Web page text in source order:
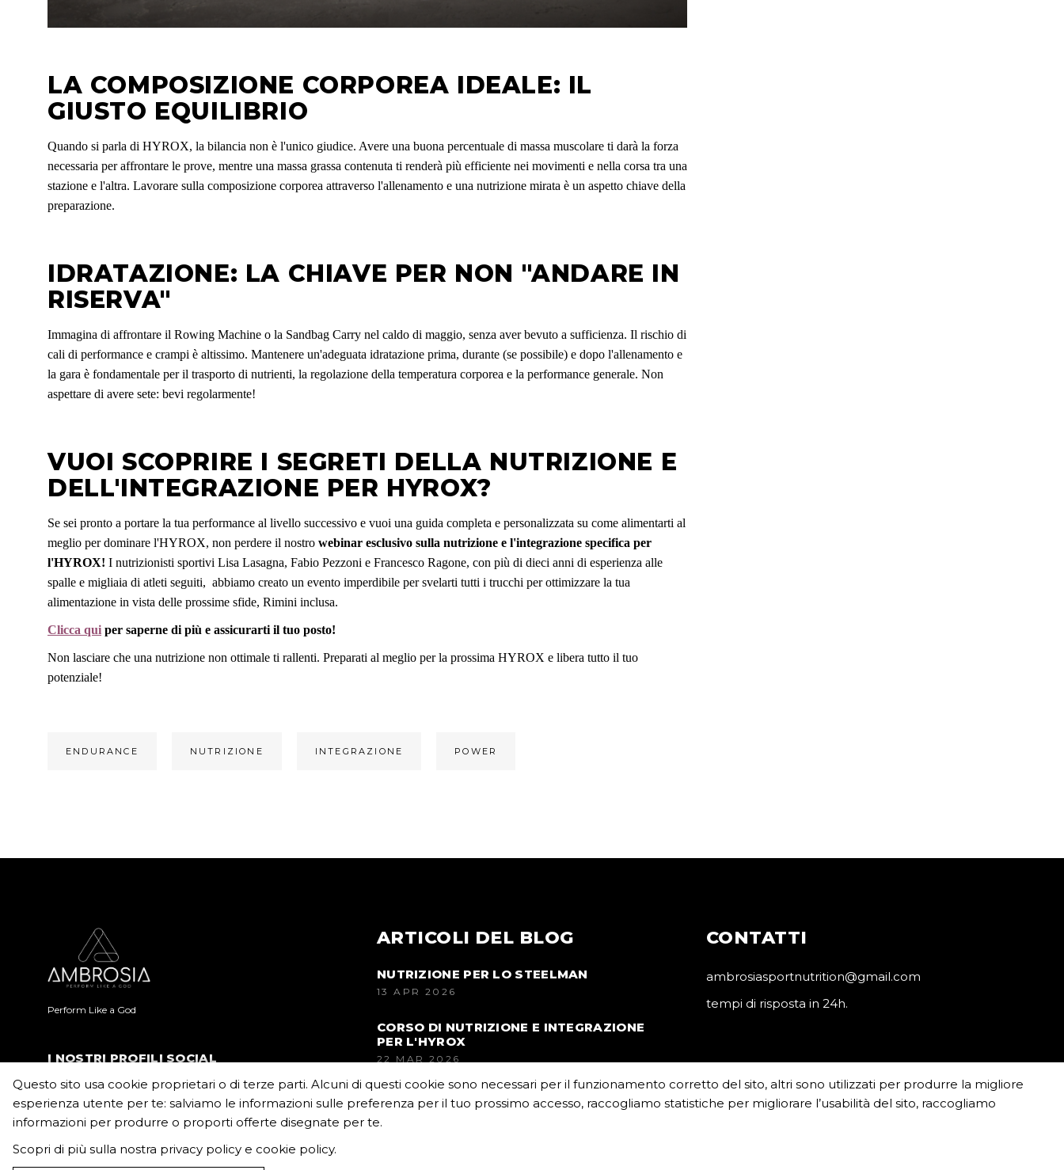
LA COMPOSIZIONE CORPOREA IDEALE: IL
GIUSTO EQUILIBRIO
Quando si parla di HYROX, la bilancia non è l'unico giudice. Avere una buona percentuale di massa muscolare ti darà la forza
necessaria per affrontare le prove, mentre una massa grassa contenuta ti renderà più efficiente nei movimenti e nella corsa tra una
stazione e l'altra. Lavorare sulla composizione corporea attraverso l'allenamento e una nutrizione mirata è un aspetto chiave della
preparazione.
IDRATAZIONE: LA CHIAVE PER NON "ANDARE IN
RISERVA"
Immagina di affrontare il Rowing Machine o la Sandbag Carry nel caldo di maggio, senza aver bevuto a sufficienza. Il rischio di
cali di performance e crampi è altissimo. Mantenere un'adeguata idratazione prima, durante (se possibile) e dopo l'allenamento e
la gara è fondamentale per il trasporto di nutrienti, la regolazione della temperatura corporea e la performance generale. Non
aspettare di avere sete: bevi regolarmente!
VUOI SCOPRIRE I SEGRETI DELLA NUTRIZIONE E
DELL'INTEGRAZIONE PER HYROX?
Se sei pronto a portare la tua performance al livello successivo e vuoi una guida completa e personalizzata su come alimentarti al
meglio per dominare l'HYROX, non perdere il nostro webinar esclusivo sulla nutrizione e l'integrazione specifica per
l'HYROX! I nutrizionisti sportivi Lisa Lasagna, Fabio Pezzoni e Francesco Ragone, con più di dieci anni di esperienza alle
spalle e migliaia di atleti seguiti, abbiamo creato un evento imperdibile per svelarti tutti i trucchi per ottimizzare la tua
alimentazione in vista delle prossime sfide, Rimini inclusa.
Clicca qui per saperne di più e assicurarti il tuo posto!
Non lasciare che una nutrizione non ottimale ti rallenti. Preparati al meglio per la prossima HYROX e libera tutto il tuo
potenziale!
ENDURANCE NUTRIZIONE INTEGRAZIONE POWER
Perform Like a God
I NOSTRI PROFILI SOCIAL
Cookie Privacy Privacy Policy
ARTICOLI DEL BLOG
NUTRIZIONE PER LO STEELMAN
13 APR 2026
CORSO DI NUTRIZIONE E INTEGRAZIONE
PER L'HYROX
22 MAR 2026
CONTATTI
ambrosiasportnutrition@gmail.com
tempi di risposta in 24h.
Questo sito usa cookie proprietari o di terze parti. Alcuni di questi cookie sono necessari per il funzionamento corretto del sito, altri sono utilizzati per produrre la migliore
esperienza utente per te: salviamo le informazioni sulle preferenza per il tuo prossimo accesso, raccogliamo statistiche per migliorare l’usabilità del sito, raccogliamo
informazioni per produrre o proporti offerte disegnate per te.
Scopri di più sulla nostra privacy policy e cookie policy.